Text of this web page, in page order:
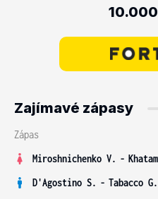
Zajímavé zápasy
Zápas
Miroshnichenko V. -
D'Agostino S. - Tabacco G.